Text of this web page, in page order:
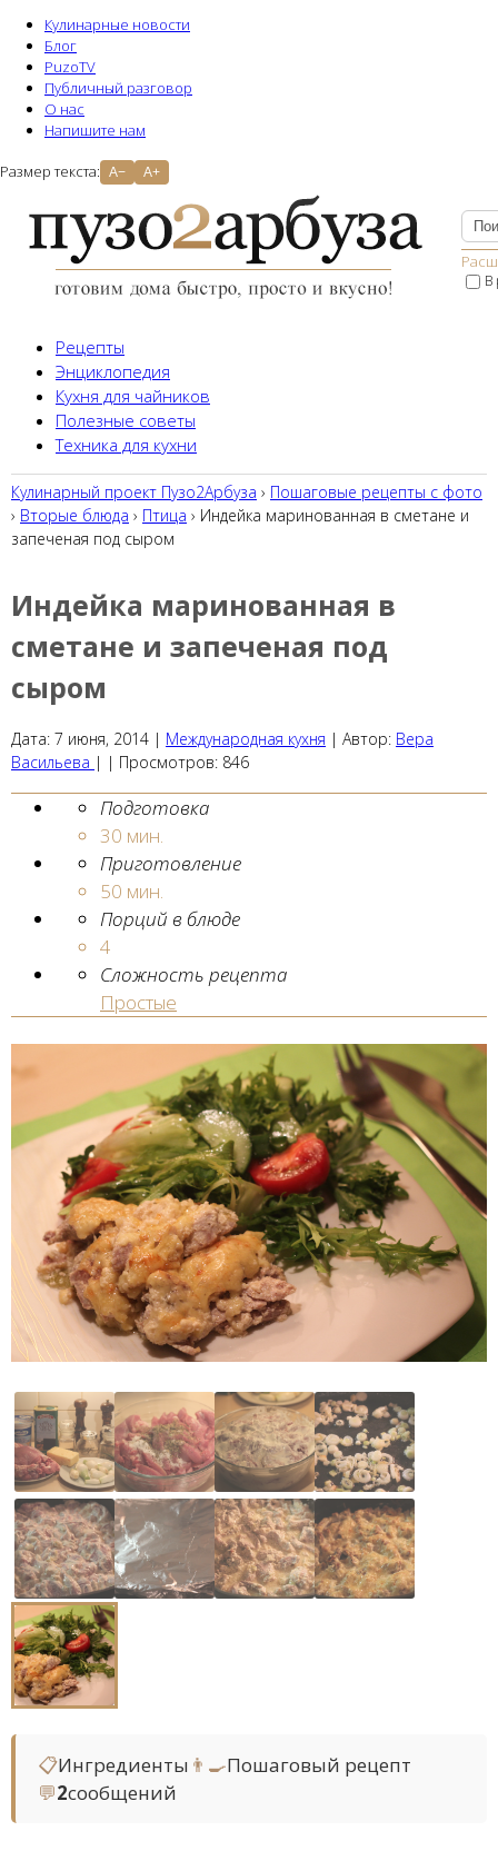
Кулинарные новости
Блог
PuzoTV
Публичный разговор
О нас
Напишите нам
Размер текста: A− A+
В
Рецепты
Энциклопедия
Кухня для чайников
Полезные советы
Техника для кухни
Кулинарный проект Пузо2Aрбуза › Пошаговые рецепты с фото
› Вторые блюда › Птица › Индейка маринованная в сметане и
запеченая под сыром
Индейка маринованная в
сметане и запеченая под
сыром
Дата: 7 июня, 2014 | Международная кухня | Автор: Вера
Васильева | | Просмотров: 846
Подготовка
30 мин.
Приготовление
50 мин.
Порций в блюде
4
Сложность рецепта
Простые
📋Ингредиенты 👨‍🍳Пошаговый рецепт
💬2сообщений